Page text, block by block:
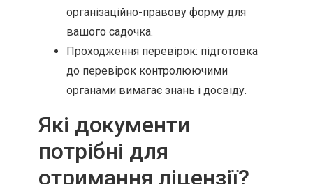
організаційно-правову форму для
вашого садочка.
Проходження перевірок: підготовка
до перевірок контролюючими
органами вимагає знань і досвіду.
Які документи
потрібні для
отримання ліцензії?